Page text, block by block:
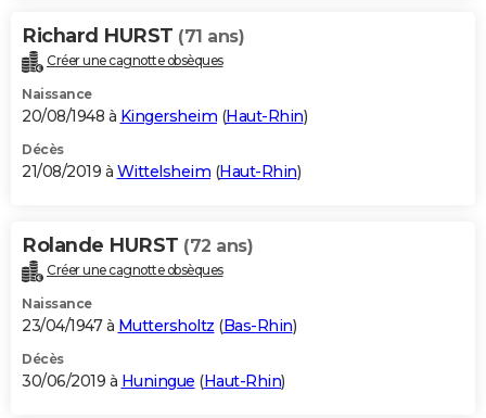
Richard HURST (71 ans)
Créer une cagnotte obsèques
Naissance
20/08/1948 à Kingersheim (Haut-Rhin)
Décès
21/08/2019 à Wittelsheim (Haut-Rhin)
Rolande HURST (72 ans)
Créer une cagnotte obsèques
Naissance
23/04/1947 à Muttersholtz (Bas-Rhin)
Décès
30/06/2019 à Huningue (Haut-Rhin)